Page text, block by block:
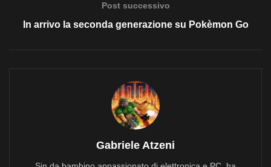
Post successivo
In arrivo la seconda generazione su Pokèmon Go
Gabriele Atzeni